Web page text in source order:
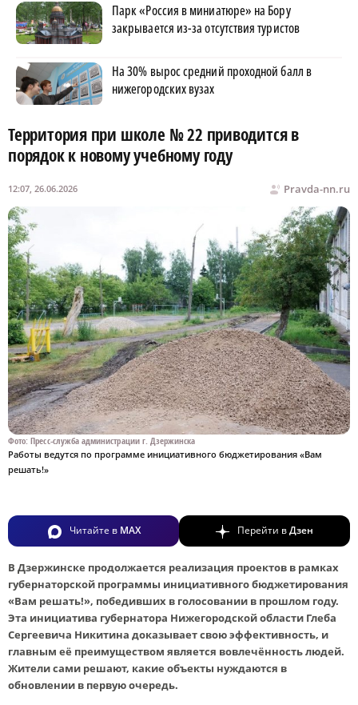
Парк «Россия в миниатюре» на Бору
закрывается из-за отсутствия туристов
На 30% вырос средний проходной балл в
нижегородских вузах
Территория при школе № 22 приводится в
порядок к новому учебному году
Pravda-nn.ru
12:07, 26.06.2026
Фото: Пресс-служба администрации г. Дзержинска
Работы ведутся по программе инициативного бюджетирования «Вам
решать!»
Читайте в MAX Перейти вДзен
В Дзержинске продолжается реализация проектов в рамках
губернаторской программы инициативного бюджетирования
«Вам решать!», победивших в голосовании в прошлом году.
Эта инициатива губернатора Нижегородской области Глеба
Сергеевича Никитина доказывает свою эффективность, и
главным её преимуществом является вовлечённость людей.
Жители сами решают, какие объекты нуждаются в
обновлении в первую очередь.